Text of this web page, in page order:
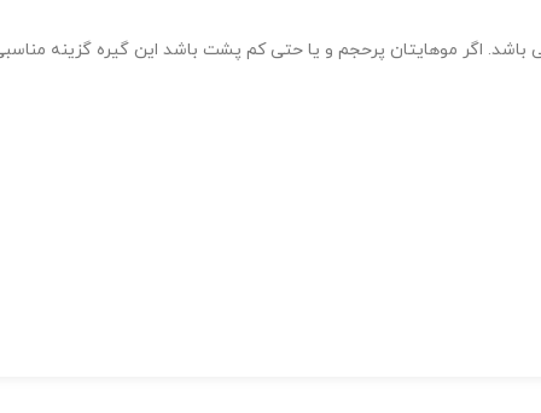
می باشد. اگر موهایتان پرحجم و یا حتی کم پشت باشد این گیره گزینه